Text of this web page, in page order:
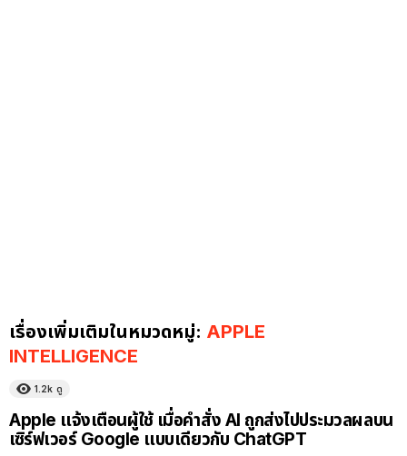
เรื่องเพิ่มเติมในหมวดหมู่: APPLE
INTELLIGENCE
1.2k ดู
Apple แจ้งเตือนผู้ใช้ เมื่อคำสั่ง AI ถูกส่งไปประมวลผลบน
เซิร์ฟเวอร์ Google แบบเดียวกับ ChatGPT